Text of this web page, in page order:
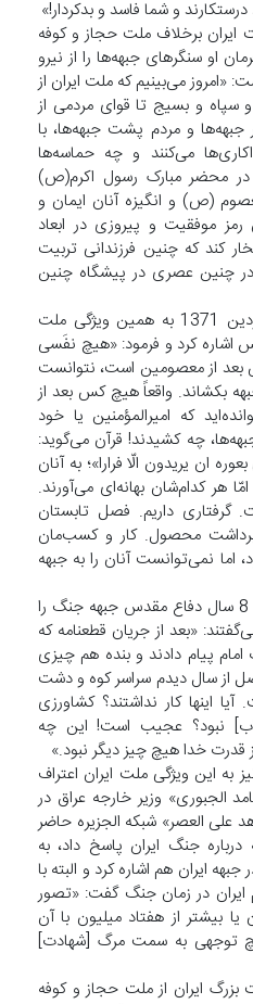
و شما فاسد و بدکردار!»
ایران برخلاف ملت حجاز و کوفه
او سنگرهای جبهه‌ها را از نیرو
«امروز می‌بینیم که ملت ایران از
سپاه و بسیج تا قوای مردمی از
جبهه‌ها و مردم پشت جبهه‌ها، با
می‌کنند و چه حماسه‌ها
در محضر مبارک رسول اکرم(ص)
(ص) و انگیزه آنان ایمان و
موفقیت و پیروزی در ابعاد
کند که چنین فرزندانی تربیت
چنین عصری در پیشگاه چنین
رهبر شهید انقلاب نیز 25 فروردین 1371 به همین ویژگی ملت
دفاع مقدس اشاره کرد و فرمود: «هیچ نفَسی‌
از معصومین است، نتوانست
بکشاند. واقعاً هیچ کس بعد از
که امیرالمؤمنین یا خود
چه کشیدند! قرآن می‌‌گوید:
ان یریدون الّا فرارا»؛ به آنان
هر کدام‌شان بهانه‌ای‌ می‌‌آورند.
گرفتاری‌ داریم. فصل تابستان
محصول. کار و کسب‌مان
نمی‌‌توانست آنان را به جبهه
ملت ایران اما تا آخرین روزهای 8 سال دفاع مقدس جبهه جنگ را
«بعد از جریان قطعنامه که
پیام دادند و بنده هم چیزی‌
از سال دیدم سراسر کوه و دشت
اینها کار نداشتند؟ کشاورزی‌
نبود؟ عجیب است! این چه
خدا هیچ چیز دیگر نبود.»
این ویژگی ملت ایران اعتراف
الجبوری» وزیر خارجه عراق در
علی العصر» شبکه الجزیره حاضر
جنگ ایران پاسخ داد، به
ایران هم اشاره کرد و البته با
ایران در زمان جنگ گفت: «تصور
به 70 میلیون یا بیشتر از هفتاد میلیون با آن
توجهی به سمت مرگ [شهادت]
بزرگ ایران از ملت حجاز و کوفه